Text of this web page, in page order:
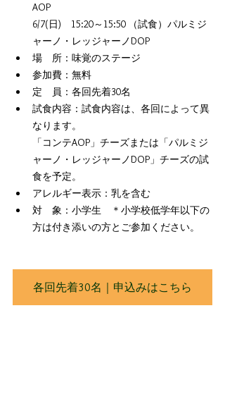
AOP
6/7(日)　15:20～15:50 （試食）パルミジ
ャーノ・レッジャーノDOP
場　所：味覚のステージ
参加費：無料
定　員：各回先着30名
試食内容：試食内容は、各回によって異
なります。
「コンテAOP」チーズまたは「パルミジ
ャーノ・レッジャーノDOP」チーズの試
食を予定。
アレルギー表示：乳を含む
対　象：小学生　＊小学校低学年以下の
方は付き添いの方とご参加ください。
各回先着30名｜申込みはこちら